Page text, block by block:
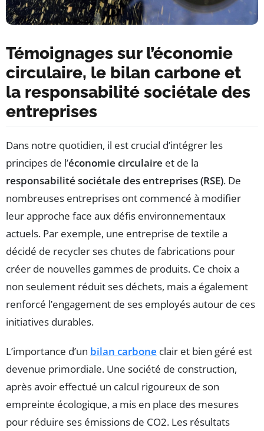
Témoignages sur l’économie
circulaire, le bilan carbone et
la responsabilité sociétale des
entreprises
Dans notre quotidien, il est crucial d’intégrer les
principes de l’économie circulaire et de la
responsabilité sociétale des entreprises (RSE). De
nombreuses entreprises ont commencé à modifier
leur approche face aux défis environnementaux
actuels. Par exemple, une entreprise de textile a
décidé de recycler ses chutes de fabrications pour
créer de nouvelles gammes de produits. Ce choix a
non seulement réduit ses déchets, mais a également
renforcé l’engagement de ses employés autour de ces
initiatives durables.
L’importance d’un bilan carbone clair et bien géré est
devenue primordiale. Une société de construction,
après avoir effectué un calcul rigoureux de son
empreinte écologique, a mis en place des mesures
pour réduire ses émissions de CO2. Les résultats